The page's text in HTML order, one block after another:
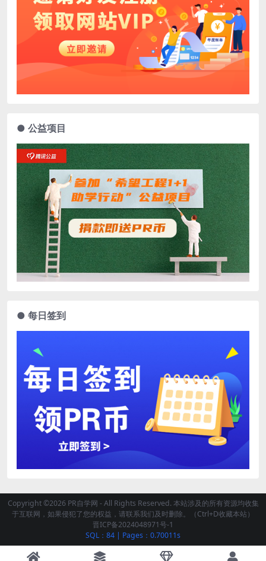
● 公益项目
● 每日签到
Copyright ©2026 PR自学网 - All Rights Reserved. 本站涉及的所有资源均收集
于互联网，如果侵犯了您的权益，请联系我们及时删除。（Ctrl+D收藏本站）
晋ICP备2024048971号-1
SQL：84 | Pages：0.70011s